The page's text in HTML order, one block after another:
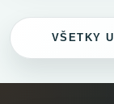
VŠETKY